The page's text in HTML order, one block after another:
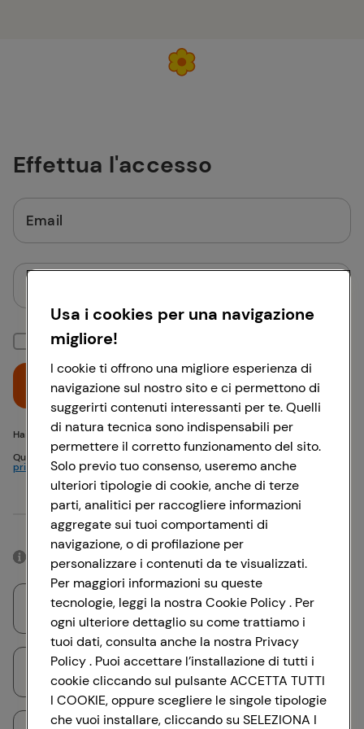
Effettua l'accesso
Email
Mantieni la sessione attiva
Hai problemi di accesso? {{recover-pwd}} o {{recover-email}}
Questo sito è protetto da reCAPTCHA e si applicano
privacy eTermini di servizioGoogle
Accedi
Oppure
Accedendo con il tuo account social, rimarrai connesso per 12 ore.
Accedi con Google
Usa i cookies per una navigazione
migliore!
I cookie ti offrono una migliore esperienza di
navigazione sul nostro sito e ci permettono di
suggerirti contenuti interessanti per te. Quelli
di natura tecnica sono indispensabili per
permettere il corretto funzionamento del sito.
Solo previo tuo consenso, useremo anche
ulteriori tipologie di cookie, anche di terze
parti, analitici per raccogliere informazioni
aggregate sui tuoi comportamenti di
navigazione, o di profilazione per
personalizzare i contenuti da te visualizzati.
Per maggiori informazioni su queste
tecnologie, leggi la nostra Cookie Policy . Per
ogni ulteriore dettaglio su come trattiamo i
tuoi dati, consulta anche la nostra Privacy
Policy . Puoi accettare l’installazione di tutti i
cookie cliccando sul pulsante ACCETTA TUTTI
I COOKIE, oppure scegliere le singole tipologie
che vuoi installare, cliccando su SELEZIONA I